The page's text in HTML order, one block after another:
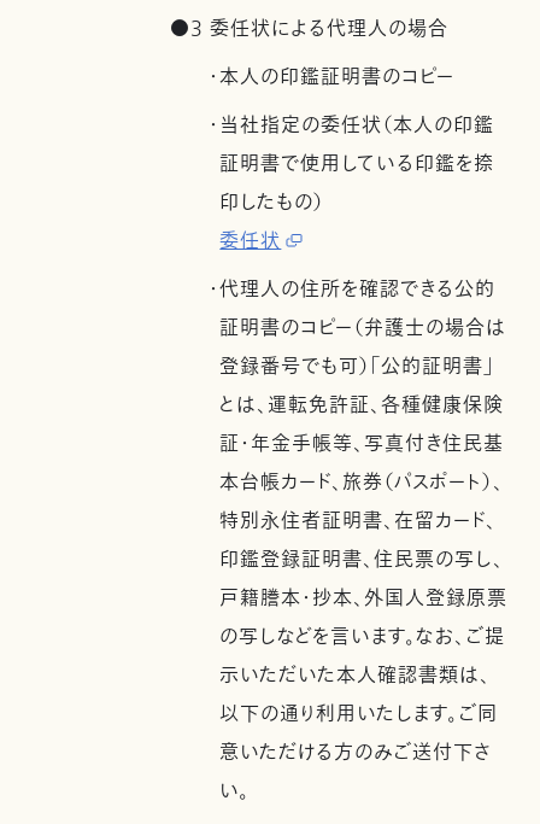
●3 委任状による代理人の場合
・本人の印鑑証明書のコピー
・当社指定の委任状（本人の印鑑
証明書で使用している印鑑を捺
印したもの）
委任状
・代理人の住所を確認できる公的
証明書のコピー（弁護士の場合は
登録番号でも可）「公的証明書」
とは、運転免許証、各種健康保険
証・年金手帳等、写真付き住民基
本台帳カード、旅券（パスポート）、
特別永住者証明書、在留カード、
印鑑登録証明書、住民票の写し、
戸籍謄本・抄本、外国人登録原票
の写しなどを言います。なお、ご提
示いただいた本人確認書類は、
以下の通り利用いたします。ご同
意いただける方のみご送付下さ
い。